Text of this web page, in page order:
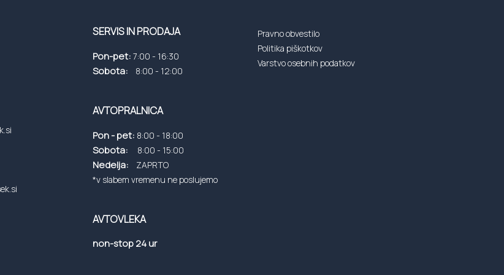
SERVIS IN PRODAJA
Pon-pet: 7:00 - 16:30
Sobota: 8:00 - 12:00
AVTOPRALNICA
Pon - pet: 8:00 - 18:00
Sobota: 8:00 - 15:00
Nedelja:
ZAPRTO
*v slabem vremenu ne poslujemo
AVTOVLEKA
non-stop 24 ur
Pravno obvestilo
Politika piškotkov
Varstvo osebnih podatkov